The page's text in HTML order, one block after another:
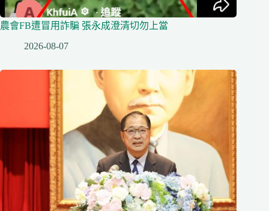
農會FB遭冒用詐騙 張永成澄清切勿上當
2026-08-07